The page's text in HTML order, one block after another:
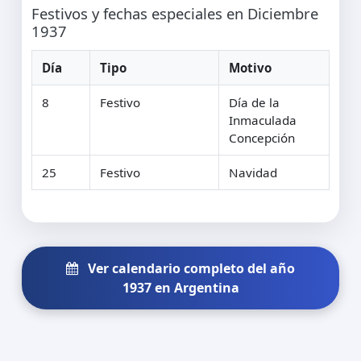
Festivos y fechas especiales en Diciembre
1937
Día Tipo Motivo
8 Festivo
Día de la
Inmaculada
Concepción
25 Festivo Navidad
Ver calendario completo del año
1937 en Argentina